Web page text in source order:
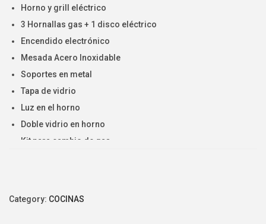
Horno y grill eléctrico
3 Hornallas gas + 1 disco eléctrico
Encendido electrónico
Mesada Acero Inoxidable
Soportes en metal
Tapa de vidrio
Luz en el horno
Doble vidrio en horno
Kit para cambio de gas
Category: COCINAS